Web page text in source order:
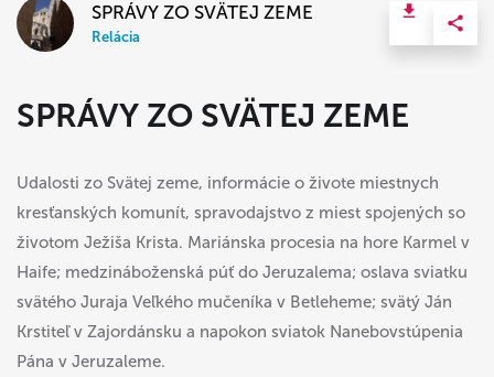
SPRÁVY ZO SVÄTEJ ZEME
Relácia
SPRÁVY ZO SVÄTEJ ZEME
Udalosti zo Svätej zeme, informácie o živote miestnych
kresťanských komunít, spravodajstvo z miest spojených so
životom Ježiša Krista. Mariánska procesia na hore Karmel v
Haife; medzináboženská púť do Jeruzalema; oslava sviatku
svätého Juraja Veľkého mučeníka v Betleheme; svätý Ján
Krstiteľ v Zajordánsku a napokon sviatok Nanebovstúpenia
Pána v Jeruzaleme.